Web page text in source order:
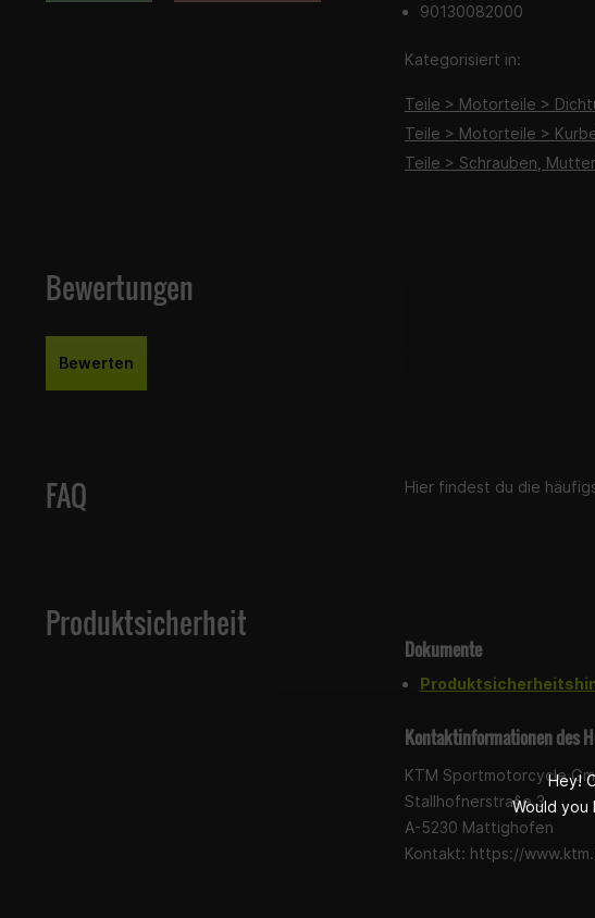
90130082000
Kategorisiert in:
Teile > Motorteile >
Teile > Motorteile >
Teile > Schrauben,
Bewertungen
Bewerten
FAQ Hier findest du die
Produktsicherheit
Dokumente
Kontaktinformationen des
KTM Sportmotorcycle
Stallhofnerstra§e 3
A-5230 Mattighofen
Kontakt: https://
Hey!
Would you